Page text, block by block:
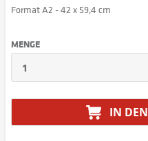
Format A2 - 42 x 59,4 cm
MENGE
IN DEN